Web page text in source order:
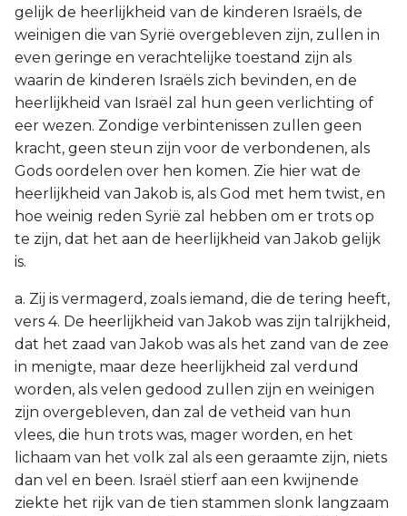
gelijk de heerlijkheid van de kinderen Israëls, de
weinigen die van Syrië overgebleven zijn, zullen in
even geringe en verachtelijke toestand zijn als
waarin de kinderen Israëls zich bevinden, en de
heerlijkheid van Israël zal hun geen verlichting of
eer wezen. Zondige verbintenissen zullen geen
kracht, geen steun zijn voor de verbondenen, als
Gods oordelen over hen komen. Zie hier wat de
heerlijkheid van Jakob is, als God met hem twist, en
hoe weinig reden Syrië zal hebben om er trots op
te zijn, dat het aan de heerlijkheid van Jakob gelijk
is.
a. Zij is vermagerd, zoals iemand, die de tering heeft,
vers 4. De heerlijkheid van Jakob was zijn talrijkheid,
dat het zaad van Jakob was als het zand van de zee
in menigte, maar deze heerlijkheid zal verdund
worden, als velen gedood zullen zijn en weinigen
zijn overgebleven, dan zal de vetheid van hun
vlees, die hun trots was, mager worden, en het
lichaam van het volk zal als een geraamte zijn, niets
dan vel en been. Israël stierf aan een kwijnende
ziekte het rijk van de tien stammen slonk langzaam